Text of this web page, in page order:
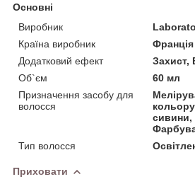
Основні
Виробник
Країна виробник
Франція
Додатковий ефект
Захист,
Об`єм
60 мл
Призначення засобу для
волосся
сивини,
Тип волосся
Приховати